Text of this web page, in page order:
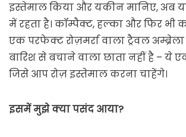
इस्तेमाल किया और यकीन मानिए, अब
में रहता है। कॉम्पैक्ट, हल्का और फिर भी
एक परफेक्ट रोज़मर्रा वाला ट्रैवल अम्ब्रेला
बारिश से बचाने वाला छाता नहीं है – ये
जिसे आप रोज़ इस्तेमाल करना चाहेंगे।
इसमें मुझे क्या पसंद आया?